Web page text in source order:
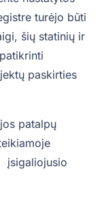
turėjo būti
šių statinių ir
paskirties
patalpų
įsigaliojusio